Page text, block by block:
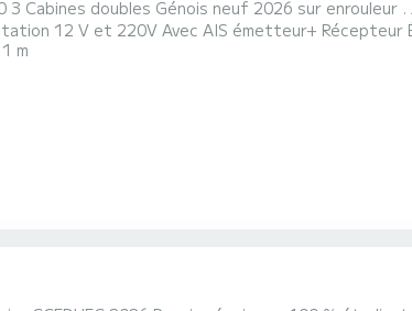
Génois neuf 2026 sur enrouleur . Avec spi symétrique .
et 220V Avec AIS émetteur+ Récepteur Équipement complet
m